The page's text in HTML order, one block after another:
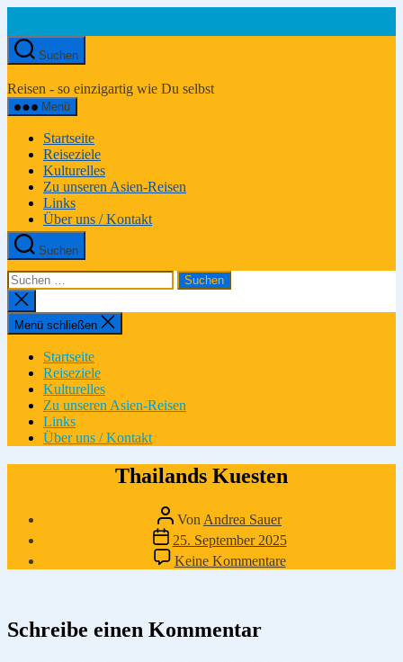
springen
Suchen
Reiseportal
Reisen - so einzigartig wie Du selbst
Menü
Startseite
Reiseziele
Kulturelles
Zu unseren Asien-Reisen
Links
Über uns / Kontakt
Suchen
Suchen
nach:
Suche
schließen
Menü schließen
Startseite
Reiseziele
Kulturelles
Zu unseren Asien-Reisen
Links
Über uns / Kontakt
Thailands Kuesten
Beitragsautor
Von Andrea Sauer
Veröffentlichungsdatum
25. September 2025
Keine Kommentarezu
Thailands
Schreibe einen Kommentar